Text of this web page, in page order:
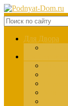
Для Двора